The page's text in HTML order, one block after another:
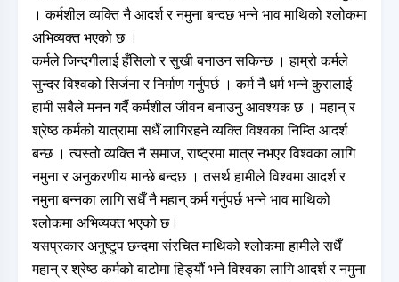
। कर्मशील व्यक्ति नै आदर्श र नमुना बन्दछ भन्ने भाव माथिको श्लोकमा
अभिव्यक्त भएको छ ।
कर्मले जिन्दगीलाई हँसिलो र सुखी बनाउन सकिन्छ । हाम्रो कर्मले
सुन्दर विश्वको सिर्जना र निर्माण गर्नुपर्छ । कर्म नै धर्म भन्ने कुरालाई
हामी सबैले मनन गर्दै कर्मशील जीवन बनाउनु आवश्यक छ । महान् र
श्रेष्ठ कर्मको यात्रामा सधैँ लागिरहने व्यक्ति विश्वका निम्ति आदर्श
बन्छ । त्यस्तो व्यक्ति नै समाज, राष्ट्रमा मात्र नभएर विश्वका लागि
नमुना र अनुकरणीय मान्छे बन्दछ । तसर्थ हामीले विश्वमा आदर्श र
नमुना बन्नका लागि सधैँ नै महान् कर्म गर्नुपर्छ भन्ने भाव माथिको
श्लोकमा अभिव्यक्त भएको छ।
यसप्रकार अनुष्टुप छन्दमा संरचित माथिको श्लोकमा हामीले सधैँ
महान् र श्रेष्ठ कर्मको बाटोमा हिड्यौं भने विश्वका लागि आदर्श र नमुना